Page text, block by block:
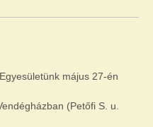
május 27-én
(Petőfi S. u.